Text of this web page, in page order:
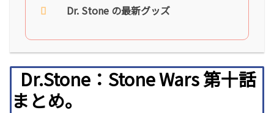
Dr. Stone の最新グッズ
Dr.Stone：Stone Wars 第十話
まとめ。